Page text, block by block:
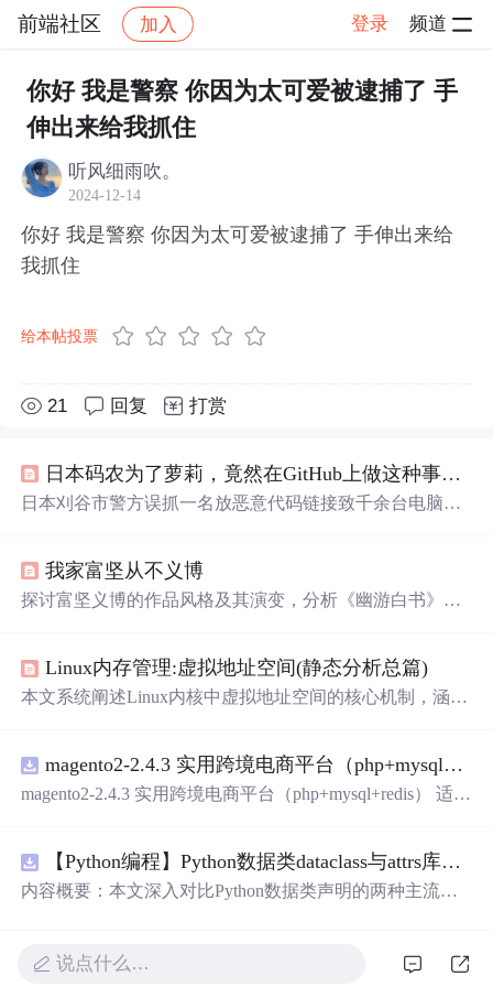
前端社区 加入 登录 频道
社区 前端社区 感慨 帖子详情
你好 我是警察 你因为太可爱被逮捕了 手
伸出来给我抓住 ​​​
听风细雨吹。
2024-12-14
你好 我是警察 你因为太可爱被逮捕了 手伸出来给
我抓住 ​​​
给本帖投票
21 回复 打赏
日本码农为了萝莉，竟然在GitHub上做这种事，“
日本刈谷市警方误抓一名放恶意代码链接致千余台电脑系
方案。此事引发网友质疑，有开发者在GitHub发起挑衅项
目。
我家富坚从不义博
探讨富坚义博的作品风格及其演变，分析《幽游白书》与
Linux内存管理:虚拟地址空间(静态分析总篇)
本文系统阐述Linux内核中虚拟地址空间的核心机制，涵盖
重定位、同余定理与VMA初始化。重点解析虚拟地址到物
理地址的转换流程、进程隔离性保障、外碎片优化机制，
magento2-2.4.3 实用跨境电商平台（php+mysql+redis）
magento2-2.4.3 实用跨境电商平台（php+mysql+redis） 适用
【Python编程】Python数据类dataclass与attrs库对比
内容概要：本文深入对比Python数据类声明的两种主流方
码（boilerplate）消除出发，详解@dataclass装饰器的frozen/
说点什么…